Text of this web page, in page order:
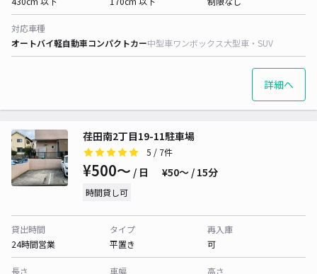
対応車種
オートバイ軽自動車コンパクトカー中型車ワンボックス大型車・SUV
詳細へ
荏田南2丁目19-11駐車場
5 / 7件
¥500〜 / 日 ¥50〜 / 15分
時間貸し可
貸出時間
24時間営業
タイプ
平置き
再入庫
可
長さ
車幅
高さ